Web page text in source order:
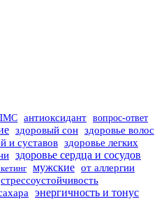
антиоксидант вопрос-ответ
здоровый сон здоровье волос
и суставов здоровье легких
здоровье сердца и сосудов
мужские от аллергии
стрессоустойчивость
энергичность и тонус